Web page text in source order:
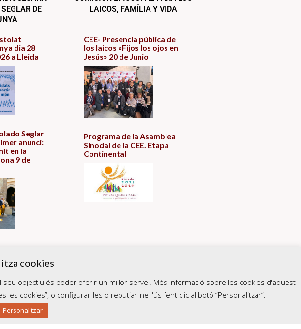
DE
LAICOS, FAMÍLIA Y VIDA
dia 28
a Lleida
Seglar
anunci:
en la
9 de
CEE- Presencia pública de
los laicos «Fijos los ojos en
Jesús» 20 de Junio
Programa de la Asamblea
Sinodal de la CEE. Etapa
Continental
cookies
objectiu és poder oferir un millor servei. Més informació sobre les cookies d'aquest
les cookies”, o configurar-les o rebutjar-ne l'ús fent clic al botó “Personalitzar”.
Personalitzar